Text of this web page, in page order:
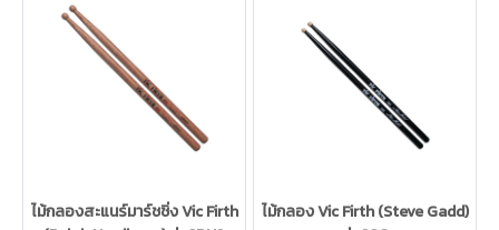
ไม้กลองสะแนร์มาร์ชชิ่ง Vic Firth
ไม้กลอง Vic Firth (Steve Gadd)